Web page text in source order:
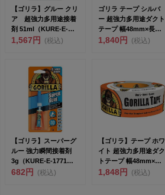
【ゴリラ】グルー クリ
ア 超強力多用途接着
剤 51ml（KURE-E-
1770）【T...
1,567円 (税込)
ゴリラ テープ シルバ
ー 超強力多用途ダクト
テープ 幅48mm×長さ
9.1m×厚さ0...
1,840円 (税込)
【ゴリラ】スーパーグ
ルー 強力瞬間接着剤
3g（KURE-E-1771）
【The G...
682円 (税込)
【ゴリラ】テープ ホワ
イト 超強力多用途ダク
トテープ 幅48mm×長
さ9.1m×厚さ...
1,848円 (税込)